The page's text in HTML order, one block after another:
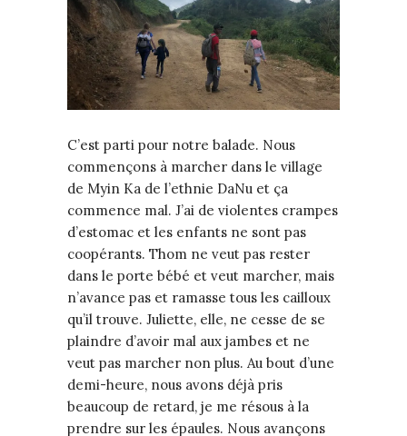
C’est parti pour notre balade. Nous
commençons à marcher dans le village
de Myin Ka de l’ethnie DaNu et ça
commence mal. J’ai de violentes crampes
d’estomac et les enfants ne sont pas
coopérants. Thom ne veut pas rester
dans le porte bébé et veut marcher, mais
n’avance pas et ramasse tous les cailloux
qu’il trouve. Juliette, elle, ne cesse de se
plaindre d’avoir mal aux jambes et ne
veut pas marcher non plus. Au bout d’une
demi-heure, nous avons déjà pris
beaucoup de retard, je me résous à la
prendre sur les épaules. Nous avançons